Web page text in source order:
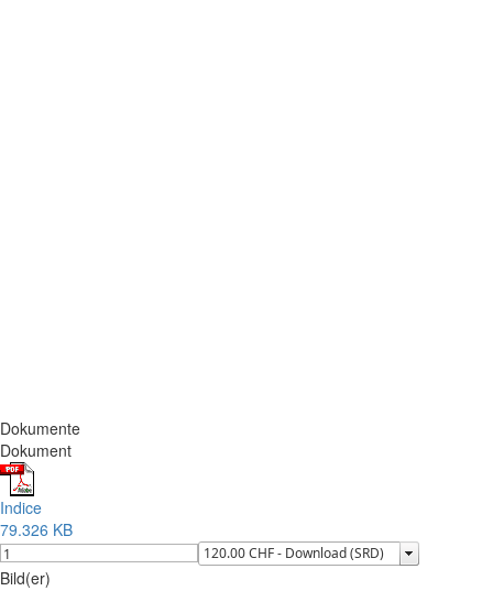
Dokumente
Dokument
Indice
79.326 KB
Bild(er)